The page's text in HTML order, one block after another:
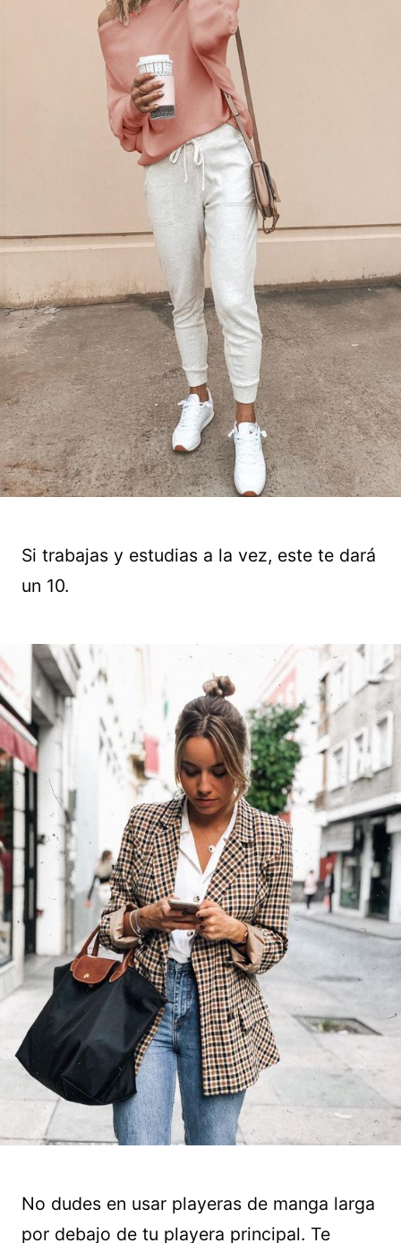
Si trabajas y estudias a la vez, este te dará
un 10.
No dudes en usar playeras de manga larga
por debajo de tu playera principal. Te